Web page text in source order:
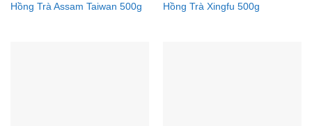
Hồng Trà Assam Taiwan 500g Hồng Trà Xingfu 500g